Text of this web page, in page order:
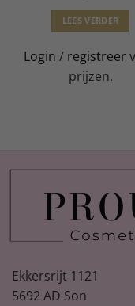
LEES VERDER
Login / registreer
prijzen.
Ekkersrijt 1121
5692 AD Son